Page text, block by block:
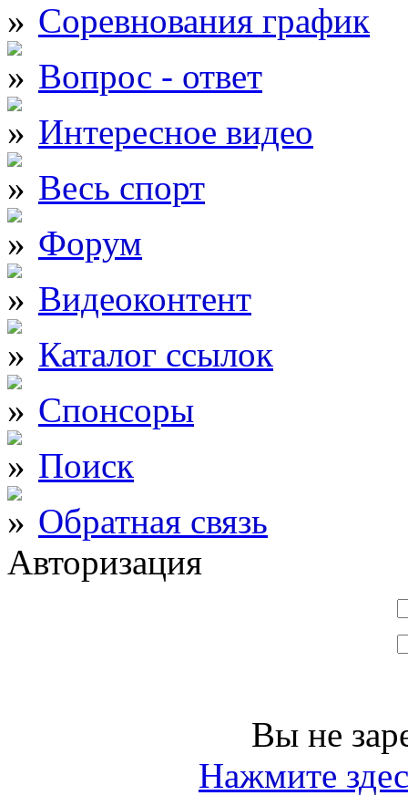
Соревнования график
Вопрос - ответ
Интересное видео
Весь спорт
Форум
Видеоконтент
Каталог ссылок
Спонсоры
Поиск
Обратная связь
Авторизация
Вы не
Нажмите